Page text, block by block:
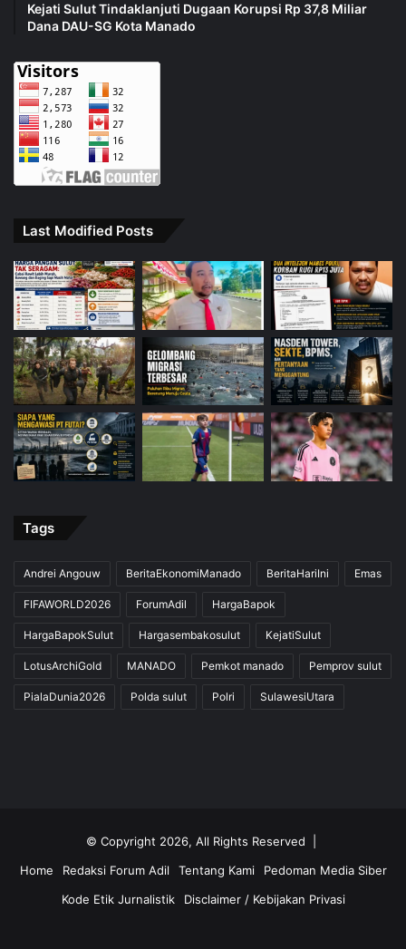
Kejati Sulut Tindaklanjuti Dugaan Korupsi Rp 37,8 Miliar
Dana DAU-SG Kota Manado
Last Modified Posts
Tags
Andrei Angouw BeritaEkonomiManado BeritaHariIni Emas
FIFAWORLD2026 ForumAdil HargaBapok
HargaBapokSulut Hargasembakosulut KejatiSulut
LotusArchiGold MANADO Pemkot manado Pemprov sulut
PialaDunia2026 Polda sulut Polri SulawesiUtara
© Copyright 2026, All Rights Reserved |
Home
Redaksi Forum Adil Tentang Kami
Pedoman Media Siber
Kode Etik Jurnalistik
Disclaimer / Kebijakan Privasi